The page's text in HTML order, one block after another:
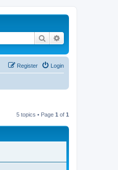
Search
Login
Register
5 topics • Page 1 of 1